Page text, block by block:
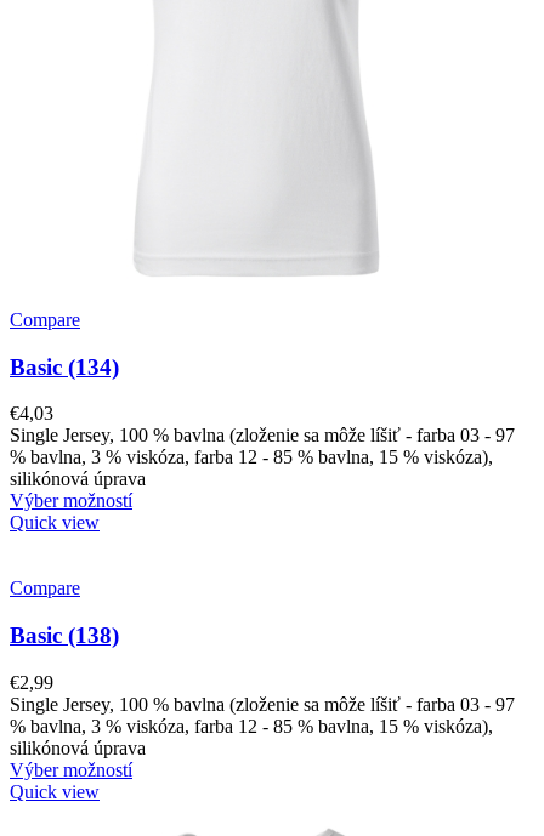
Compare
Basic (134)
€4,03
Single Jersey, 100 % bavlna (zloženie sa môže líšiť - farba 03 - 97
% bavlna, 3 % viskóza, farba 12 - 85 % bavlna, 15 % viskóza),
silikónová úprava
Výber možností
Quick view
Compare
Basic (138)
€2,99
Single Jersey, 100 % bavlna (zloženie sa môže líšiť - farba 03 - 97
% bavlna, 3 % viskóza, farba 12 - 85 % bavlna, 15 % viskóza),
silikónová úprava
Výber možností
Quick view